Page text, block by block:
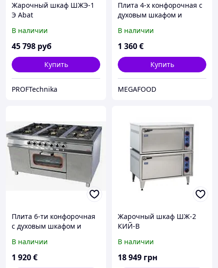
Жарочный шкаф ШЖЭ-1
Э Abat
В наличии
45 798 руб
Купить
PROFTechnika
Плита 4-х конфорочная с
духовым шкафом и
Pimak МО15-4 (40х40)
В наличии
1 360€
Купить
MEGAFOOD
Плита 6-ти конфорочная
с духовым шкафом и
Pimak МО15-6(40х40)
В наличии
1 920€
Жарочный шкаф ШЖ-2
КИЙ-В
В наличии
18 949 грн